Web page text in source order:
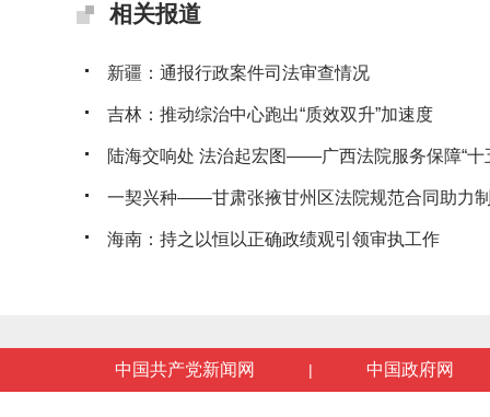
相关报道
新疆：通报行政案件司法审查情况
吉林：推动综治中心跑出“质效双升”加速度
陆海交响处 法治起宏图——广西法院服务保障“十
一契兴种——甘肃张掖甘州区法院规范合同助力
海南：持之以恒以正确政绩观引领审执工作
中国共产党新闻网 | 中国政府网